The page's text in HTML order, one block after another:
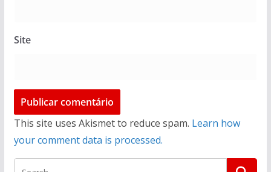
Site
This site uses Akismet to reduce spam. Learn how
your comment data is processed.